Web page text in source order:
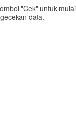
"Cek" untuk mulai
data.